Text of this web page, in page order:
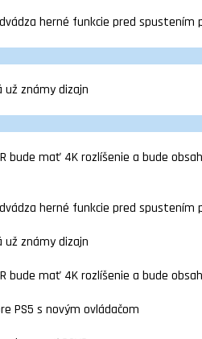
herné funkcie pred spustením
už známy dizajn
bude mať 4K rozlíšenie a bude
herné funkcie pred spustením
už známy dizajn
bude mať 4K rozlíšenie a bude
PS5 s novým ovládačom